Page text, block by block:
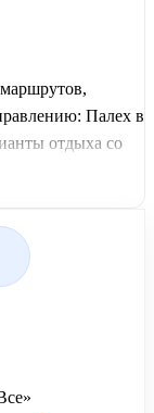
Палех в
отдыха со
United Travel